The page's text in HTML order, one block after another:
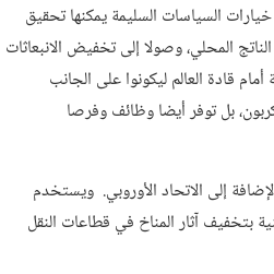
السياسات السليمة يمكنها تحقيق
المحلي، وصولا إلى تخفيض الانبعاثات
قادة العالم ليكونوا على الجانب
بل توفر أيضا وظائف وفرصا
إلى الاتحاد الأوروبي. ويستخدم
بتخفيف آثار المناخ في قطاعات النقل